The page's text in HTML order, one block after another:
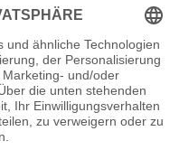
machte ihn zu einem der
Spaak sprach sich
Leopold III aus.